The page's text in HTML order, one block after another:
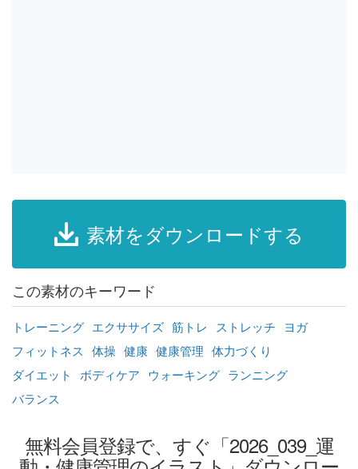
素材をダウンロードする
この素材のキーワード
トレーニング エクササイズ 筋トレ ストレッチ
ヨガ
フィットネス 体操 健康 健康管理 体力づくり
ダイエット
ボディケア ウォーキング ランニング
バランス
無料会員登録で、すぐ「2026_039_運